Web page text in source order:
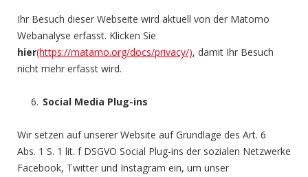
Ihr Besuch dieser Webseite wird aktuell von der Matomo
Webanalyse erfasst. Klicken Sie
hier(https://matamo.org/docs/privacy/), damit Ihr Besuch
nicht mehr erfasst wird.
Social Media Plug-ins
Wir setzen auf unserer Website auf Grundlage des Art. 6
Abs. 1 S. 1 lit. f DSGVO Social Plug-ins der sozialen Netzwerke
Facebook, Twitter und Instagram ein, um unser